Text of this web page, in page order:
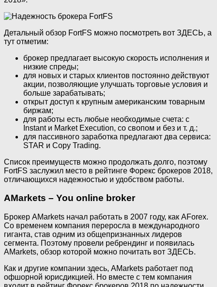
Детальный обзор FortFS можно посмотреть вот ЗДЕСЬ, а
тут отметим:
брокер предлагает высокую скорость исполнения и
низкие спреды;
для новых и старых клиентов постоянно действуют
акции, позволяющие улучшать торговые условия и
больше зарабатывать;
открыт доступ к крупным американским товарным
биржам;
для работы есть любые необходимые счета: с
Instant и Market Execution, со свопом и без и т. д.;
для пассивного заработка предлагают два сервиса:
STAR и Copy Trading.
Список преимуществ можно продолжать долго, поэтому
FortFS заслужил место в рейтинге Форекс брокеров 2018,
отличающихся надежностью и удобством работы.
AMarkets – You online broker
Брокер AMarkets начал работать в 2007 году, как AForex.
Со временем компания переросла в международного
гиганта, став одним из общепризнанных лидеров
сегмента. Поэтому провели ребрендинг и появилась
AMarkets, обзор которой можно почитать вот ЗДЕСЬ.
Как и другие компании здесь, AMarkets работает под
офшорной юрисдикцией. Но вместе с тем компания